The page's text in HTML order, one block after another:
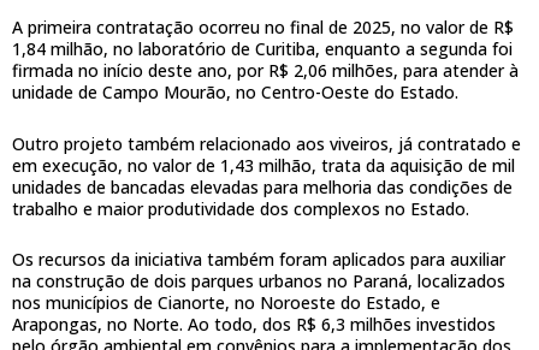
A primeira contratação ocorreu no final de 2025, no valor de R$
1,84 milhão, no laboratório de Curitiba, enquanto a segunda foi
firmada no início deste ano, por R$ 2,06 milhões, para atender à
unidade de Campo Mourão, no Centro-Oeste do Estado.
Outro projeto também relacionado aos viveiros, já contratado e
em execução, no valor de 1,43 milhão, trata da aquisição de mil
unidades de bancadas elevadas para melhoria das condições de
trabalho e maior produtividade dos complexos no Estado.
Os recursos da iniciativa também foram aplicados para auxiliar
na construção de dois parques urbanos no Paraná, localizados
nos municípios de Cianorte, no Noroeste do Estado, e
Arapongas, no Norte. Ao todo, dos R$ 6,3 milhões investidos